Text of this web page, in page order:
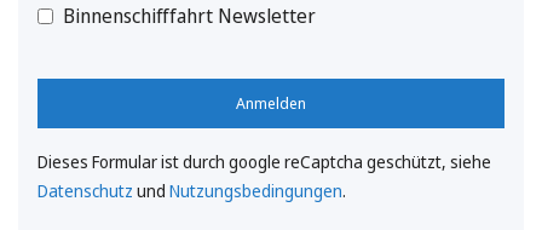
Binnenschifffahrt Newsletter
Anmelden
Dieses Formular ist durch google reCaptcha geschützt, siehe
Datenschutz und Nutzungsbedingungen.